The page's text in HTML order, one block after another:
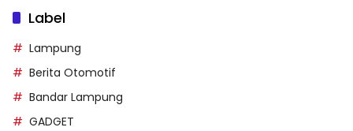
Label
Lampung
Berita Otomotif
Bandar Lampung
GADGET